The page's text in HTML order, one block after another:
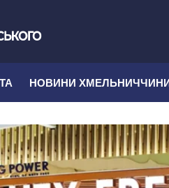
НОВИНИ